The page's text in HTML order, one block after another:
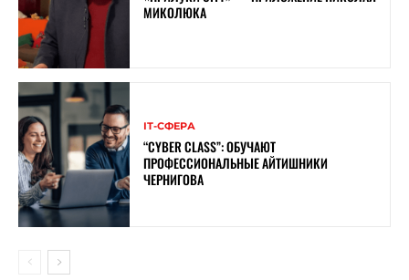
МИКОЛЮКА
ІТ-СФЕРА
“CYBER ​​CLASS”: ОБУЧАЮТ
ПРОФЕССИОНАЛЬНЫЕ АЙТИШНИКИ
ЧЕРНИГОВА